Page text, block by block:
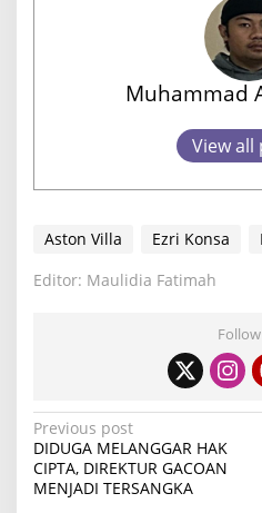
Muhammad
View all
Aston Villa Ezri Konsa
Editor: Maulidia Fatimah
P
o
s
Previous post
DIDUGA MELANGGAR HAK
CIPTA, DIREKTUR GACOAN
MENJADI TERSANGKA